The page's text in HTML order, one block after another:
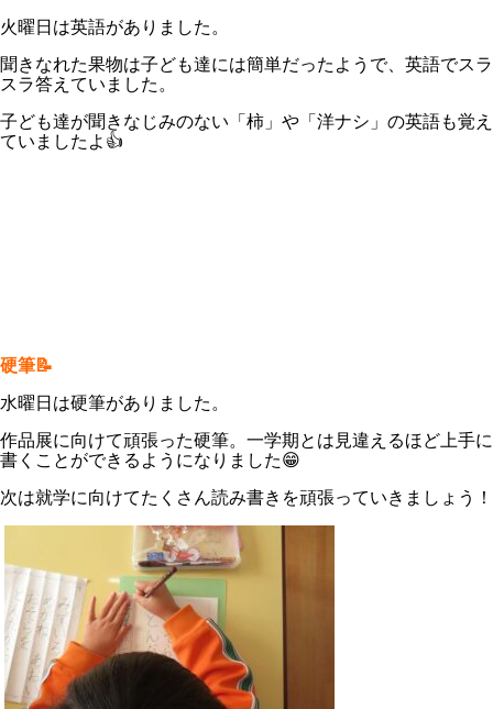
火曜日は英語がありました。
聞きなれた果物は子ども達には簡単だったようで、英語でスラ
スラ答えていました。
子ども達が聞きなじみのない「柿」や「洋ナシ」の英語も覚え
ていましたよ👍
硬筆📝
水曜日は硬筆がありました。
作品展に向けて頑張った硬筆。一学期とは見違えるほど上手に
書くことができるようになりました😁
次は就学に向けてたくさん読み書きを頑張っていきましょう！